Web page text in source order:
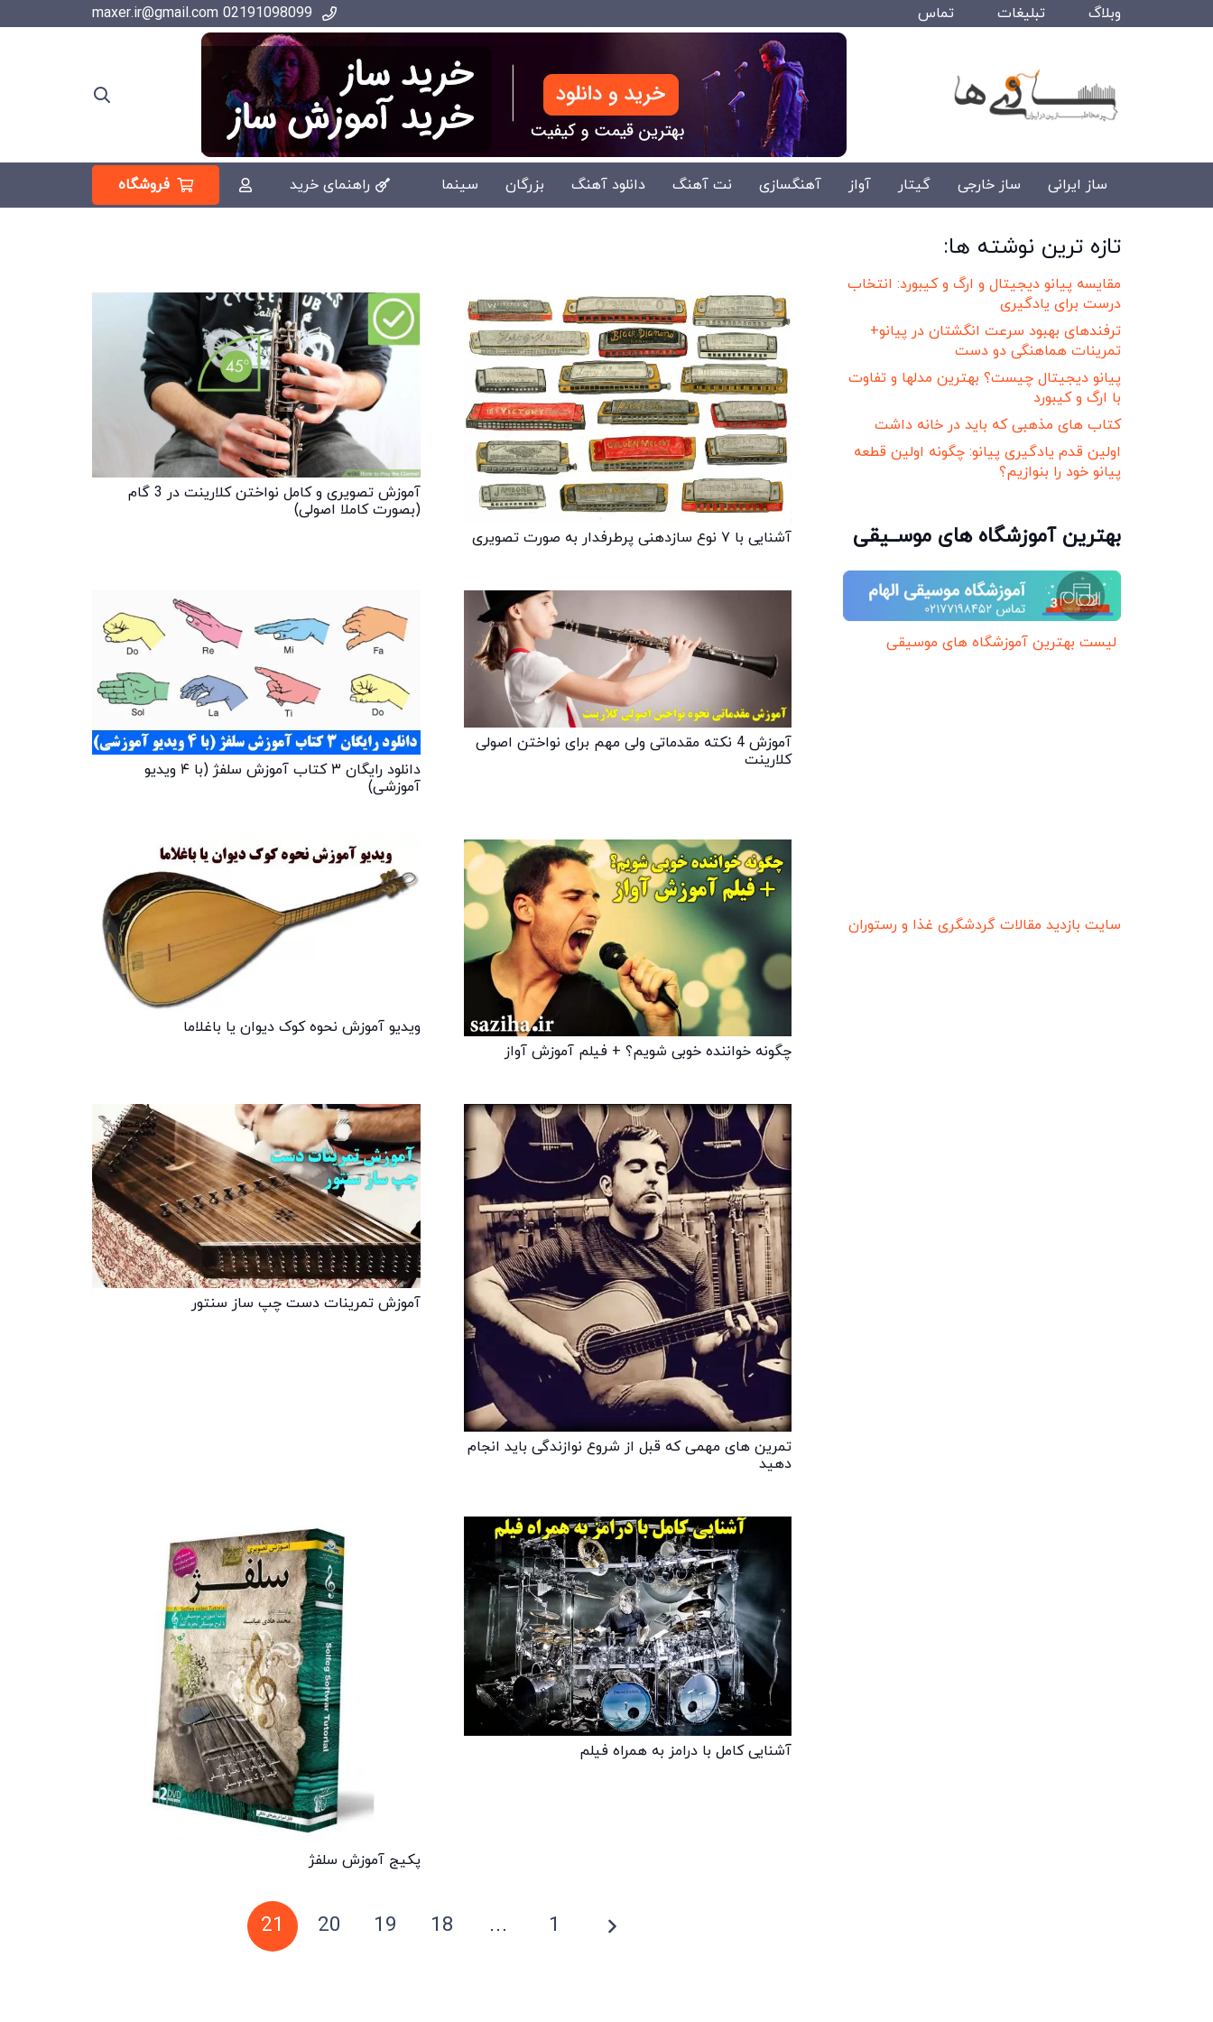
وبلاگ تبلیغات تماس
ساز ایرانی ساز خارجی گیتار آواز آهنگسازی نت آهنگ دانلود آهنگ بزرگان سینما راهنمای خرید فروشگاه
آشنایی با ۷ نوع سازدهنی پرطرفدار به صورت تصویری
آموزش تصویری و کامل نواختن کلارینت در 3 گام
(بصورت کاملا اصولی)
آموزش 4 نکته مقدماتی ولی مهم برای نواختن اصولی
کلارینت
دانلود رایگان ۳ کتاب آموزش سلفژ (با ۴ ویدیو
آموزشی)
چگونه خواننده خوبی شویم؟ + فیلم آموزش آواز
ویدیو آموزش نحوه کوک دیوان یا باغلاما
تمرین های مهمی که قبل از شروع نوازندگی باید انجام
دهید
آموزش تمرینات دست چپ ساز سنتور
آشنایی کامل با درامز به همراه فیلم
پکیج آموزش سلفژ
1
…
18
19
20
21
تازه ترین نوشته ها:
مقایسه پیانو دیجیتال و ارگ و کیبورد: انتخاب
درست برای یادگیری
ترفندهای بهبود سرعت انگشتان در پیانو+
تمرینات هماهنگی دو دست
پیانو دیجیتال چیست؟ بهترین مدلها و تفاوت
با ارگ و کیبورد
کتاب های مذهبی که باید در خانه داشت
اولین قدم یادگیری پیانو: چگونه اولین قطعه
پیانو خود را بنوازیم؟
بهترین آموزشگاه های موســیقی
لیست بهترین آموزشگاه های موسیقی
سایت بازدید مقالات گردشگری غذا و رستوران